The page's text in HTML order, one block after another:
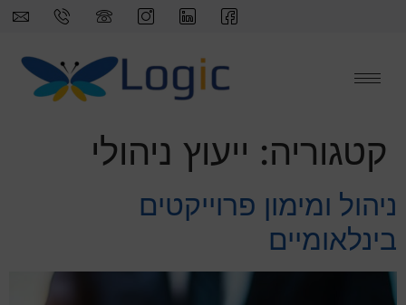
קטגוריה: ייעוץ ניהולי
ניהול ומימון פרוייקטים
בינלאומיים